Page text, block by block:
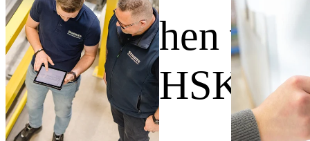
Dafür stehen wir.
Wir sind HSK.